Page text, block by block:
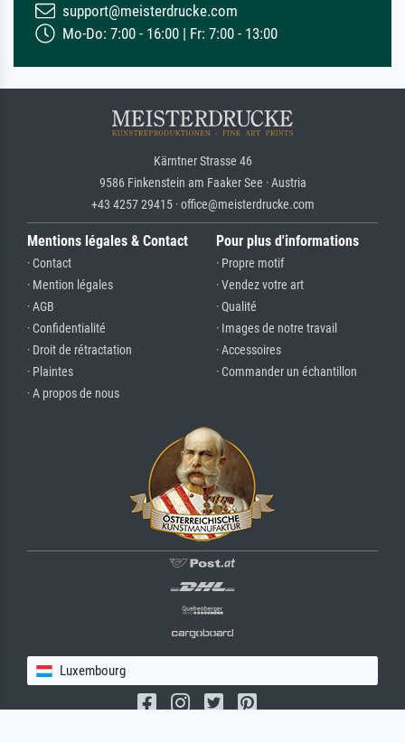
support@meisterdrucke.com
Mo-Do: 7:00 - 16:00 | Fr: 7:00 - 13:00
Kärntner Strasse 46
9586 Finkenstein am Faaker See · Austria
+43 4257 29415 · office@meisterdrucke.com
Mentions légales & Contact
· Contact
· Mention légales
· AGB
· Confidentialité
· Droit de rétractation
· Plaintes
· A propos de nous
Pour plus d'informations
· Propre motif
· Vendez votre art
· Qualité
· Images de notre travail
· Accessoires
· Commander un échantillon
Luxembourg